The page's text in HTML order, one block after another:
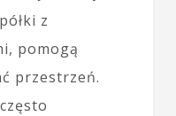
z
pomogą
przestrzeń.